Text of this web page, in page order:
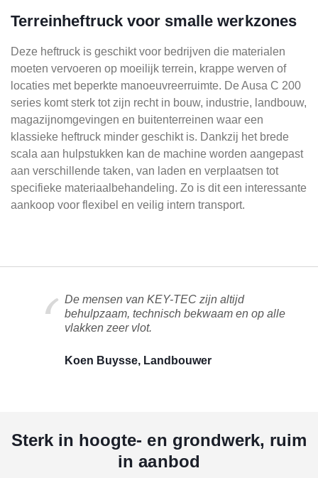
Terreinheftruck voor smalle werkzones
Deze heftruck is geschikt voor bedrijven die materialen
moeten vervoeren op moeilijk terrein, krappe werven of
locaties met beperkte manoeuvreerruimte. De Ausa C 200
series komt sterk tot zijn recht in bouw, industrie, landbouw,
magazijnomgevingen en buitenterreinen waar een
klassieke heftruck minder geschikt is. Dankzij het brede
scala aan hulpstukken kan de machine worden aangepast
aan verschillende taken, van laden en verplaatsen tot
specifieke materiaalbehandeling. Zo is dit een interessante
aankoop voor flexibel en veilig intern transport.
De mensen van KEY-TEC zijn altijd
behulpzaam, technisch bekwaam en op alle
vlakken zeer vlot.
Koen Buysse, Landbouwer
Sterk in hoogte- en grondwerk, ruim
in aanbod